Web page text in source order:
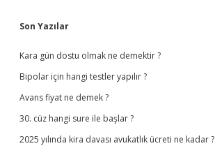
Sidebar
Son Yazılar
Kara gün dostu olmak ne demektir ?
Bipolar için hangi testler yapılır ?
Avans fiyat ne demek ?
30. cüz hangi sure ile başlar ?
2025 yılında kira davası avukatlık ücreti ne kadar ?